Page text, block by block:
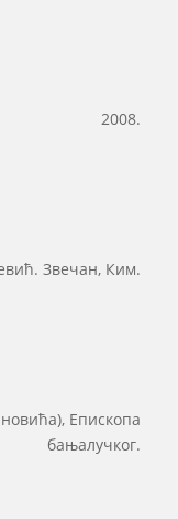
2008.
Звечан, Ким.
Епископа
бањалучког.